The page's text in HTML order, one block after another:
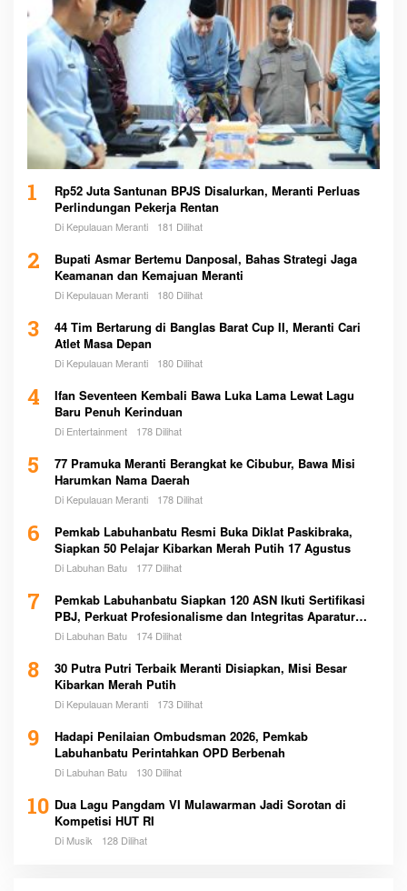
1
Rp52 Juta Santunan BPJS Disalurkan, Meranti Perluas
Perlindungan Pekerja Rentan
Di Kepulauan Meranti 181 Dilihat
2
Bupati Asmar Bertemu Danposal, Bahas Strategi Jaga
Keamanan dan Kemajuan Meranti
Di Kepulauan Meranti 180 Dilihat
3
44 Tim Bertarung di Banglas Barat Cup II, Meranti Cari
Atlet Masa Depan
Di Kepulauan Meranti 180 Dilihat
4
Ifan Seventeen Kembali Bawa Luka Lama Lewat Lagu
Baru Penuh Kerinduan
Di Entertainment 178 Dilihat
5
77 Pramuka Meranti Berangkat ke Cibubur, Bawa Misi
Harumkan Nama Daerah
Di Kepulauan Meranti 178 Dilihat
6
Pemkab Labuhanbatu Resmi Buka Diklat Paskibraka,
Siapkan 50 Pelajar Kibarkan Merah Putih 17 Agustus
Di Labuhan Batu 177 Dilihat
7
Pemkab Labuhanbatu Siapkan 120 ASN Ikuti Sertifikasi
PBJ, Perkuat Profesionalisme dan Integritas Aparatur
Pemerintah
Di Labuhan Batu 174 Dilihat
8
30 Putra Putri Terbaik Meranti Disiapkan, Misi Besar
Kibarkan Merah Putih
Di Kepulauan Meranti 173 Dilihat
9
Hadapi Penilaian Ombudsman 2026, Pemkab
Labuhanbatu Perintahkan OPD Berbenah
Di Labuhan Batu 130 Dilihat
10 Dua Lagu Pangdam VI Mulawarman Jadi Sorotan di
Kompetisi HUT RI
Di Musik 128 Dilihat